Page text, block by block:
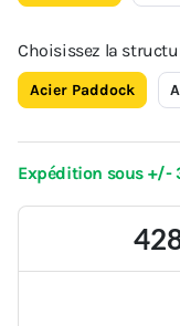
Choisissez la
Acier Paddock
Expédition sous +/-